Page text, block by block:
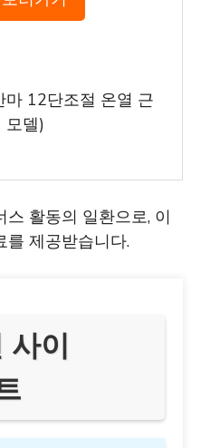
마 12단조절 온열 근
모델)
활동의 일환으로, 이
를 제공받습니다.
사이